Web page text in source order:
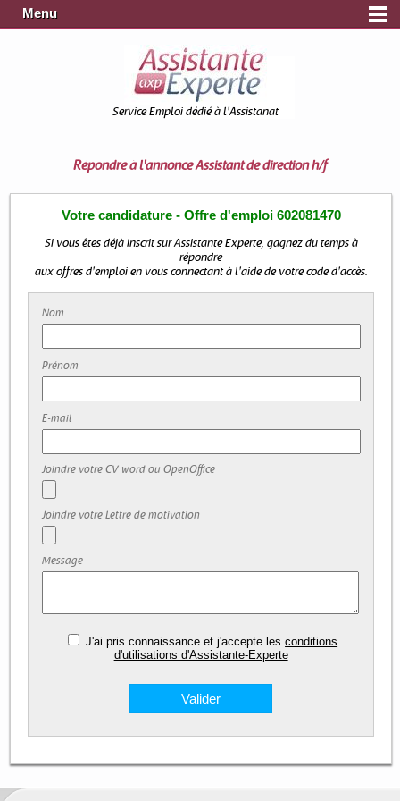
Menu
Service Emploi dédié à l'Assistanat
Répondre à l'annonceAssistant de direction h/f
Votre candidature - Offre d'emploi 602081470
Si vous êtes déjà inscrit sur Assistante Experte, gagnez du temps à
répondre
aux offres d'emploi en vous connectant à l'aide de votre code d'accès.
Nom
Prénom
E-mail
Joindre votre CV word ou OpenOffice
Joindre votre Lettre de motivation
Message
J'ai pris connaissance et j'accepte lesconditions
d'utilisations d'Assistante-Experte